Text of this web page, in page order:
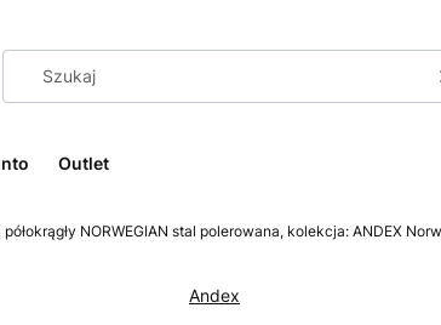
Outlet
NORWEGIAN stal polerowana, kolekcja: ANDEX
Andex